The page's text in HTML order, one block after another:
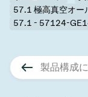
真空バルブ
真空コントロー
フランジコネクタ
かいけつさく
半導体製造
プロセスコント
ディスプレイの
医療・医薬品分野
真空炉
太陽電池薄膜の
宇宙シミュレー
アップグレード
Financial reports
57.1 極高真空オー
57.1 - 57124-
製品構成